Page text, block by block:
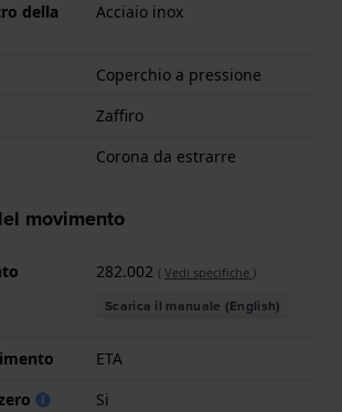
della
Acciaio inox
Coperchio a pressione
Zaffiro
Corona da estrarre
movimento
282.002 ( Vedi specifiche )
Scarica il manuale (English)
ETA
Si